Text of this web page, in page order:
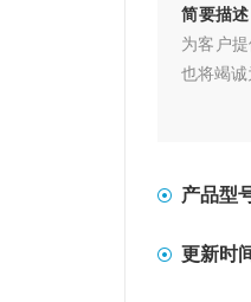
简要描述
为客户
也将竭诚
产品型
更新时